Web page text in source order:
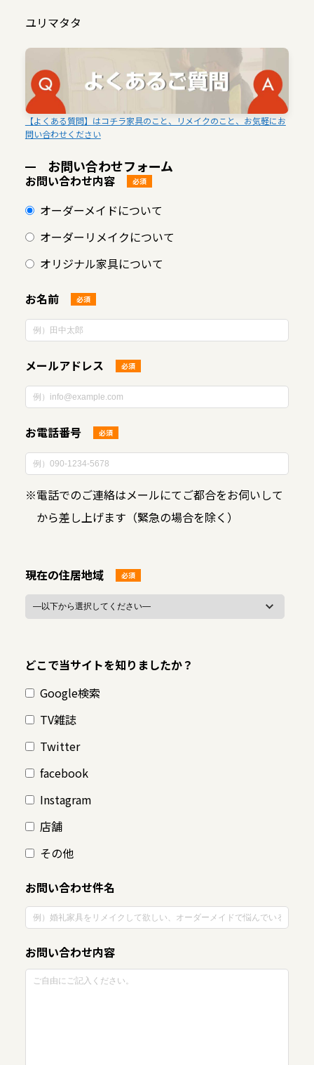
ユリマタタ
【よくある質問】はコチラ家具のこと、リメイクのこと、お気軽にお
問い合わせください
お問い合わせフォーム
お問い合わせ内容 必須
オーダーメイドについて
オーダーリメイクについて
オリジナル家具について
お名前 必須
メールアドレス 必須
お電話番号 必須
※電話でのご連絡はメールにてご都合をお伺いして
から差し上げます（緊急の場合を除く）
現在の住居地域 必須
どこで当サイトを知りましたか？
Google検索
TV雑誌
Twitter
facebook
Instagram
店舗
その他
お問い合わせ件名
お問い合わせ内容